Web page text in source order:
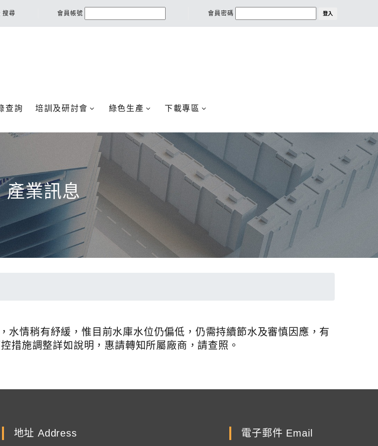
搜尋 會員帳號 會員密碼 登入
查詢 培訓及研討會 綠色生產 下載專區
產業訊息
水情稍有紓緩，惟目前水庫水位仍偏低，仍需持續節水及審慎因應，有
措施調整詳如說明，惠請轉知所屬廠商，請查照。
地址 Address 電子郵件 Email